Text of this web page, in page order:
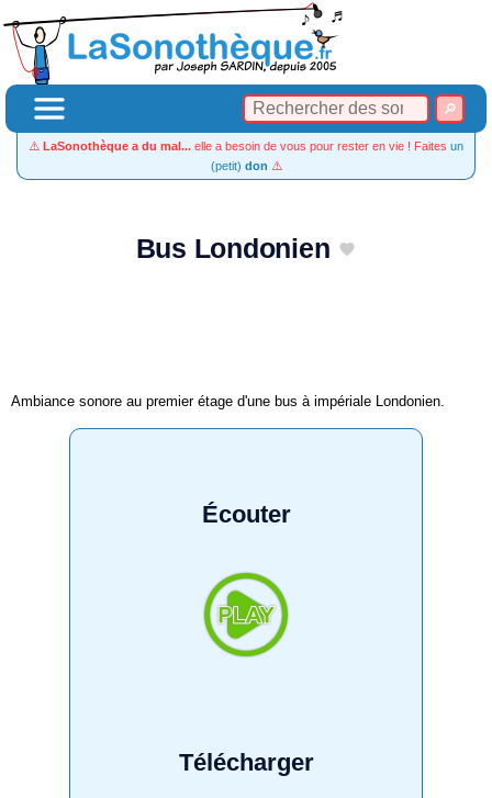
⚠️ LaSonothèque a du mal... elle a besoin de vous pour rester en vie ! Faites un
(petit) don ⚠️
Bus Londonien
Ambiance sonore au premier étage d'une bus à impériale Londonien.
Écouter
Télécharger